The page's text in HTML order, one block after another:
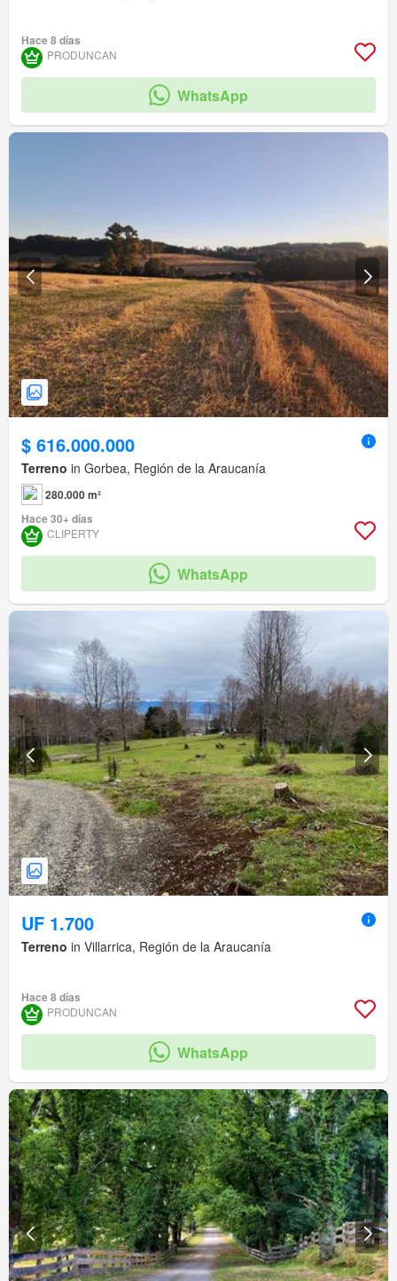
Hace 8 días
PRODUNCAN
WhatsApp
$ 616.000.000
Terreno in Gorbea, Región de la Araucanía
280.000 m²
Hace 30+ días
CLIPERTY
WhatsApp
UF 1.700
Terreno in Villarrica, Región de la Araucanía
Hace 8 días
PRODUNCAN
WhatsApp